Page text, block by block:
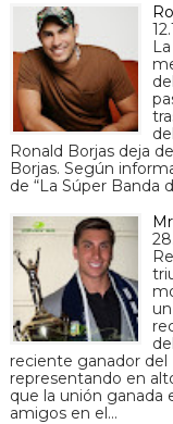
Ronald Borjas deja
Borjas. Según
de “La Súper Banda
reciente ganador
representando en
que la unión ganada
amigos en el…